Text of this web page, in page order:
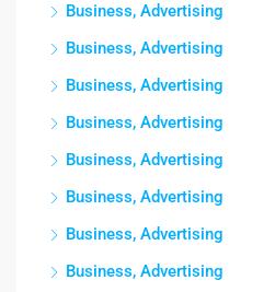
Business, Advertising
Business, Advertising
Business, Advertising
Business, Advertising
Business, Advertising
Business, Advertising
Business, Advertising
Business, Advertising